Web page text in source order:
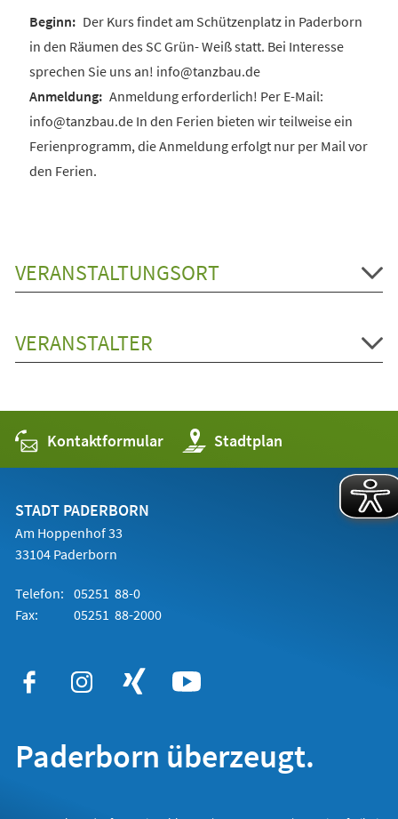
Der Kurs findet am Schützenplatz in Paderborn
in den Räumen des SC Grün- Weiß statt. Bei Interesse
sprechen Sie uns an! info@tanzbau.de
Anmeldung erforderlich! Per E-Mail:
info@tanzbau.de In den Ferien bieten wir teilweise ein
Ferienprogramm, die Anmeldung erfolgt nur per Mail vor
den Ferien.
VERANSTALTUNGSORT
VERANSTALTER
Kontaktformular Stadtplan
(Öffnet
in
einem
STADT PADERBORN
Am Hoppenhof 33
33104 Paderborn
Telefon: 05251 88-0
Fax:
05251 88-2000
Paderborn überzeugt.